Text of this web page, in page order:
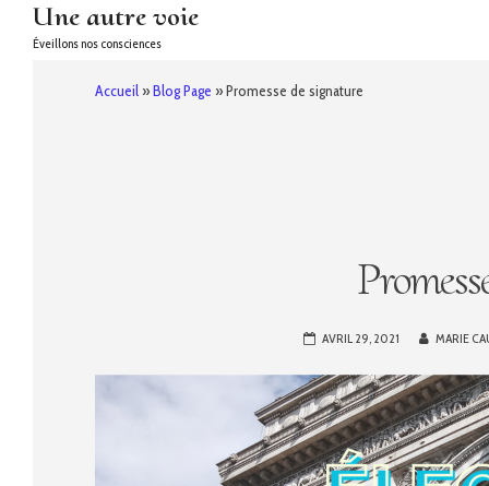
Une autre voie
Éveillons nos consciences
Accueil »Blog Page »Promesse de signature
AVRIL 29, 2021 MARIE